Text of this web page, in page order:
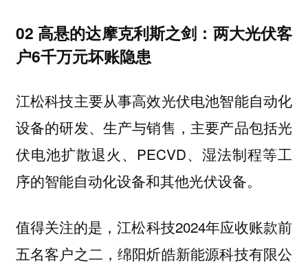
02 高悬的达摩克利斯之剑：两大光伏客
户6千万元坏账隐患
江松科技主要从事高效光伏电池智能自动化
设备的研发、生产与销售，主要产品包括光
伏电池扩散退火、PECVD、湿法制程等工
序的智能自动化设备和其他光伏设备。
值得关注的是，江松科技2024年应收账款前
五名客户之二，绵阳炘皓新能源科技有限公